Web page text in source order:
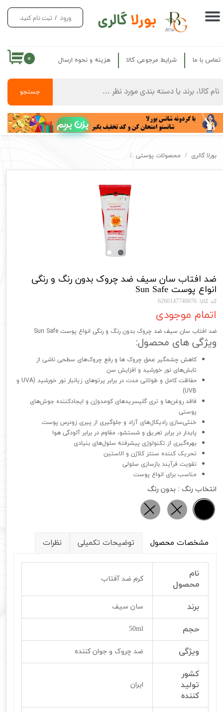
بورلاگالری
جستجو
ورود / ثبت نام کنید
حساب کاربری من
سفارشات
خروج از حساب کاربری
۰ تماس با ما شرایط مرجوعی کالا هزینه و نحوه ارسال
بزن بریم
بورلا گالری محصولات پوستی
ضد افتاب سان سیف ضد چروک بدون رنگ و رنگی
انواع پوست Sun Safe
کد کالا: 6260147740076
اتمام موجودی
ضد افتاب سان سیف ضد چروک بدون رنگ و رنگی انواع پوست Sun Safe
ویژگی های محصول:
کاهش چشمگیر عمق چروک ها و رفع چروک‌های سطحی ناشی از
تابش‌های نور خورشید و افزایش سن
حفاظت کامل و طولانی مدت در برابر پرتوهای زیانبار نور خورشید (UVA و
UVB)
فاقد روغن‌ها و تری گلیسریدهای کومدوژن و ایجادکننده جوش‌های
پوستی
خنثی‌سازی رادیکال‌های آزاد و جلوگیری از پیری زودرس پوست
پایدار در برابر تعریق و شستشو، مقاوم در برابر آلودگی هوا
بهره‌گیری از تکنولوژی پیشرفته سلول‌های بنیادی
تحریک کننده سنتز کلاژن و الاستین
تقویت فرآیند بازسازی سلولی
مناسب برای انواع پوست
انتخاب رنگ : بدون رنگ
مشخصات محصول توضیحات تکمیلی نظرات
نام
محصول
کرم ضد آفتاب
برند سان سیف
حجم 50ml
ویژگی ضد چروک و جوان کننده
کشور
تولید
کننده
ایران